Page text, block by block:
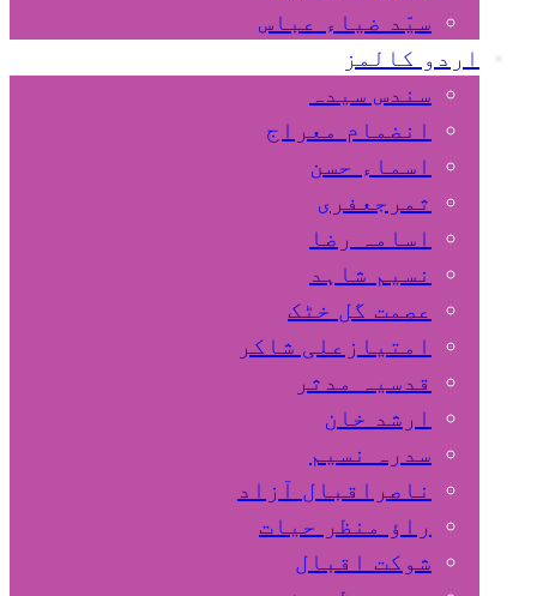
سیّد ضیاء عباس
اردو کالمز
سندس سیدہ
انضمام معراج
اسماء حسن
ثمرجعفری
اسامہ رضا
نسیم شاہد
عصمت گل خٹک
امتیازعلی شاکر
قدسیہ مدثر
ارشد خان
سدرہ نسیم
ناصراقبال آزاد
راؤ منظر حیات
شوکت اقبال